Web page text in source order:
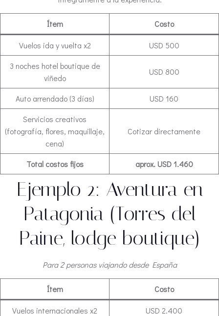
Ítem Costo
Vuelos ida y vuelta x2
USD 500
3 noches hotel boutique de
viñedo
USD 800
Auto arrendado (3 días)
USD 160
Servicios creativos
(fotografía, flores, maquillaje,
cena)
Cotizar directamente
Total costos fijos aprox. USD 1.460
Ejemplo 2: Aventura en
Patagonia (Torres del
Paine, lodge boutique)
Para 2 personas viajando desde España
Ítem Costo
Vuelos internacionales x2
USD 2.400